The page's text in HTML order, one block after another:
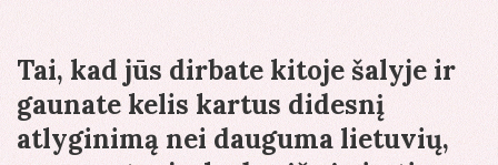
Tai, kad jūs dirbate kitoje šalyje ir
gaunate kelis kartus didesnį
atlyginimą nei dauguma lietuvių,